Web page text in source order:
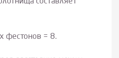
фестонов = 8.